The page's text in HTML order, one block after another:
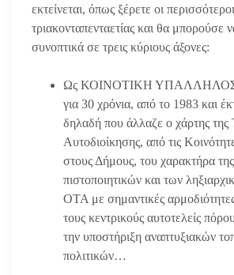
εκτείνεται, όπως ξέρετε οι
τριακονταπενταετίας και θα μπορούσε
συνοπτικά σε τρεις κύριους άξονες:
Ως ΚΟΙΝΟΤΙΚΗ ΥΠΑΛΛΗΛΟΣ
για 30 χρόνια, από το 1983 και
δηλαδή που άλλαζε ο χάρτης της
Αυτοδιοίκησης, από τις
στους Δήμους, του χαρακτήρα
πιστοποιητικών και των
ΟΤΑ με σημαντικές
τους κεντρικούς αυτοτελείς
την υποστήριξη αναπτυξιακών
πολιτικών…